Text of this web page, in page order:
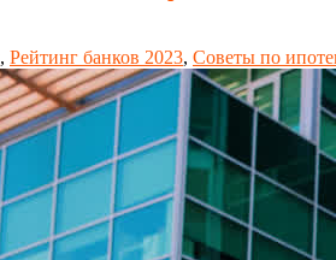
, Рейтинг банков 2023, Советы по